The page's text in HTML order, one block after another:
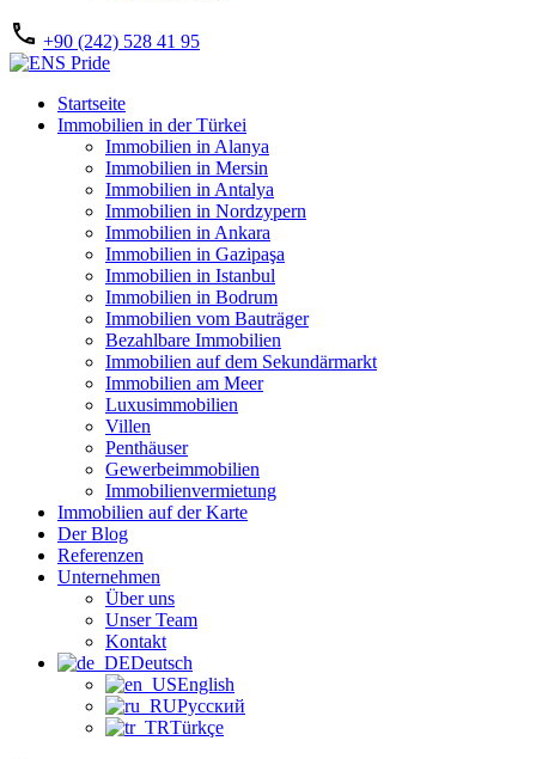
+90 (242) 528 41 95
Startseite
Immobilien in der Türkei
Immobilien in Alanya
Immobilien in Mersin
Immobilien in Antalya
Immobilien in Nordzypern
Immobilien in Ankara
Immobilien in Gazipaşa
Immobilien in Istanbul
Immobilien in Bodrum
Immobilien vom Bauträger
Bezahlbare Immobilien
Immobilien auf dem Sekundärmarkt
Immobilien am Meer
Luxusimmobilien
Villen
Penthäuser
Gewerbeimmobilien
Immobilienvermietung
Immobilien auf der Karte
Der Blog
Referenzen
Unternehmen
Über uns
Unser Team
Kontakt
Deutsch
English
Русский
Türkçe